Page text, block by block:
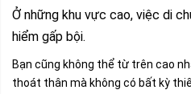
Ở những khu vực cao, việc di
hiểm gấp bội.
Bạn cũng không thể từ trên cao
thoát thân mà không có bất kỳ